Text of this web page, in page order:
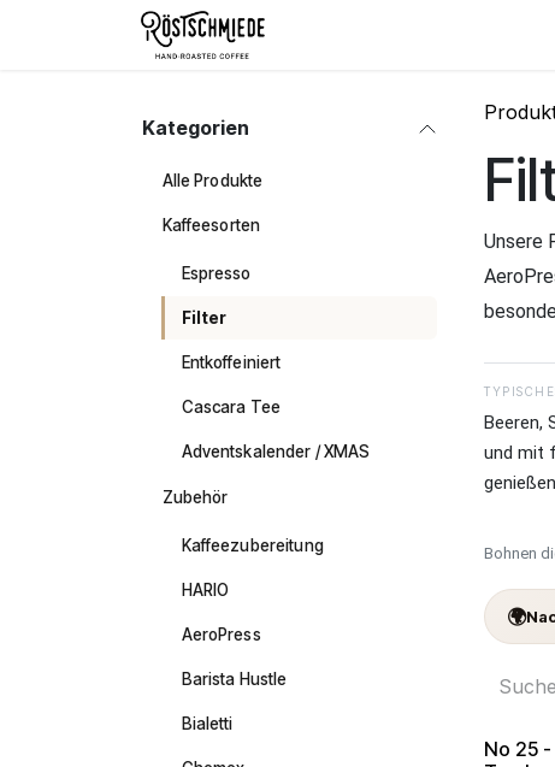
Zum Inhalt springen
Kategorien
Alle Produkte
Kaffeesorten
Espresso
Filter
Entkoffeiniert
Cascara Tee
Adventskalender / XMAS
Zubehör
Kaffeezubereitung
HARIO
AeroPress
Barista Hustle
Bialetti
Unsere
Beeren,
und mit
Bohnen
🌍
No 25 -